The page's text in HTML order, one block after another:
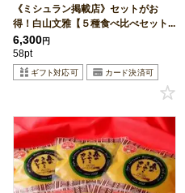
《ミシュラン掲載店》セットがお
得！白山文雅【５種食べ比べセット...
6,300円
58pt